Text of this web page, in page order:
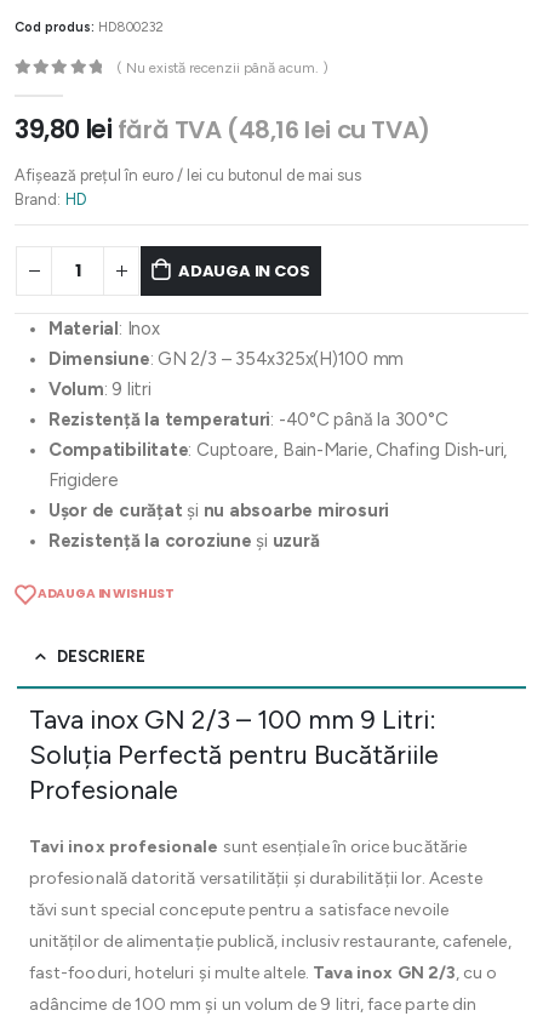
Cod produs: HD800232
( Nu există recenzii până acum. )
39,80 lei fără TVA (48,16 lei cu TVA)
Afișează prețul în euro / lei cu butonul de mai sus
Brand: HD
ADAUGA IN COS
Material: Inox
Dimensiune: GN 2/3 – 354x325x(H)100 mm
Volum: 9 litri
Rezistență la temperaturi: -40°C până la 300°C
Compatibilitate: Cuptoare, Bain-Marie, Chafing Dish-uri,
Frigidere
Ușor de curățat și nu absoarbe mirosuri
Rezistență la coroziune și uzură
ADAUGA IN WISHLIST
DESCRIERE
Tava inox GN 2/3 – 100 mm 9 Litri:
Soluția Perfectă pentru Bucătăriile
Profesionale
Tavi inox profesionale sunt esențiale în orice bucătărie
profesională datorită versatilității și durabilității lor. Aceste
tăvi sunt special concepute pentru a satisface nevoile
unităților de alimentație publică, inclusiv restaurante, cafenele,
fast-fooduri, hoteluri și multe altele. Tava inox GN 2/3, cu o
adâncime de 100 mm și un volum de 9 litri, face parte din